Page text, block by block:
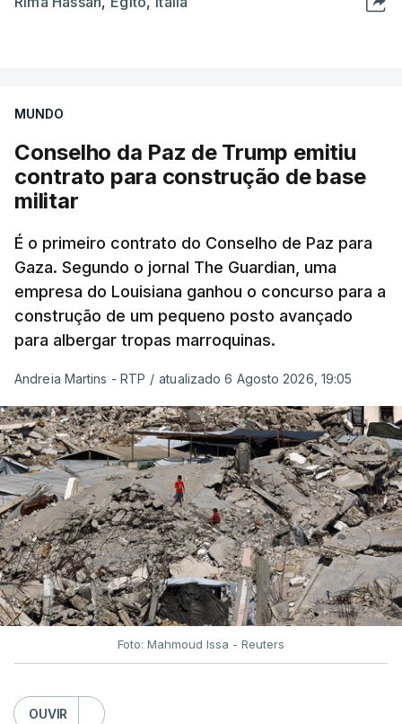
MUNDO
Conselho da Paz de Trump emitiu
contrato para construção de base
militar
É o primeiro contrato do Conselho de Paz para
Gaza. Segundo o jornal The Guardian, uma
empresa do Louisiana ganhou o concurso para a
construção de um pequeno posto avançado
para albergar tropas marroquinas.
Andreia Martins - RTP / atualizado 6 Agosto 2026, 19:05
Foto: Mahmoud Issa - Reuters
OUVIR